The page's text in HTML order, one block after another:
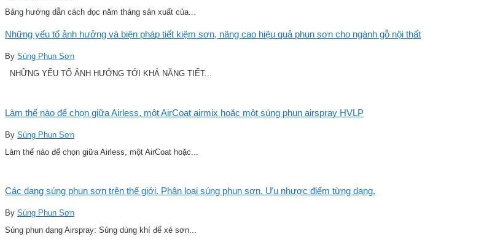
Bảng hướng dẫn cách đọc năm tháng sản xuất của...
Những yếu tố ảnh hưởng và biện pháp tiết kiệm sơn, nâng cao hiệu quả phun sơn cho ngành gỗ nội thất
By Súng Phun Sơn
NHỮNG YẾU TỐ ẢNH HƯỞNG TỚI KHẢ NĂNG TIẾT...
Làm thế nào để chọn giữa Airless, một AirCoat airmix hoặc một súng phun airspray HVLP
By Súng Phun Sơn
Làm thế nào để chọn giữa Airless, một AirCoat hoặc...
Các dạng súng phun sơn trên thế giới. Phân loại súng phun sơn. Ưu nhược điểm từng dạng.
By Súng Phun Sơn
Súng phun dạng Airspray: Súng dùng khí để xé sơn...